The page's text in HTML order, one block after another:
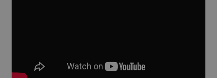
Piemonte
HIV